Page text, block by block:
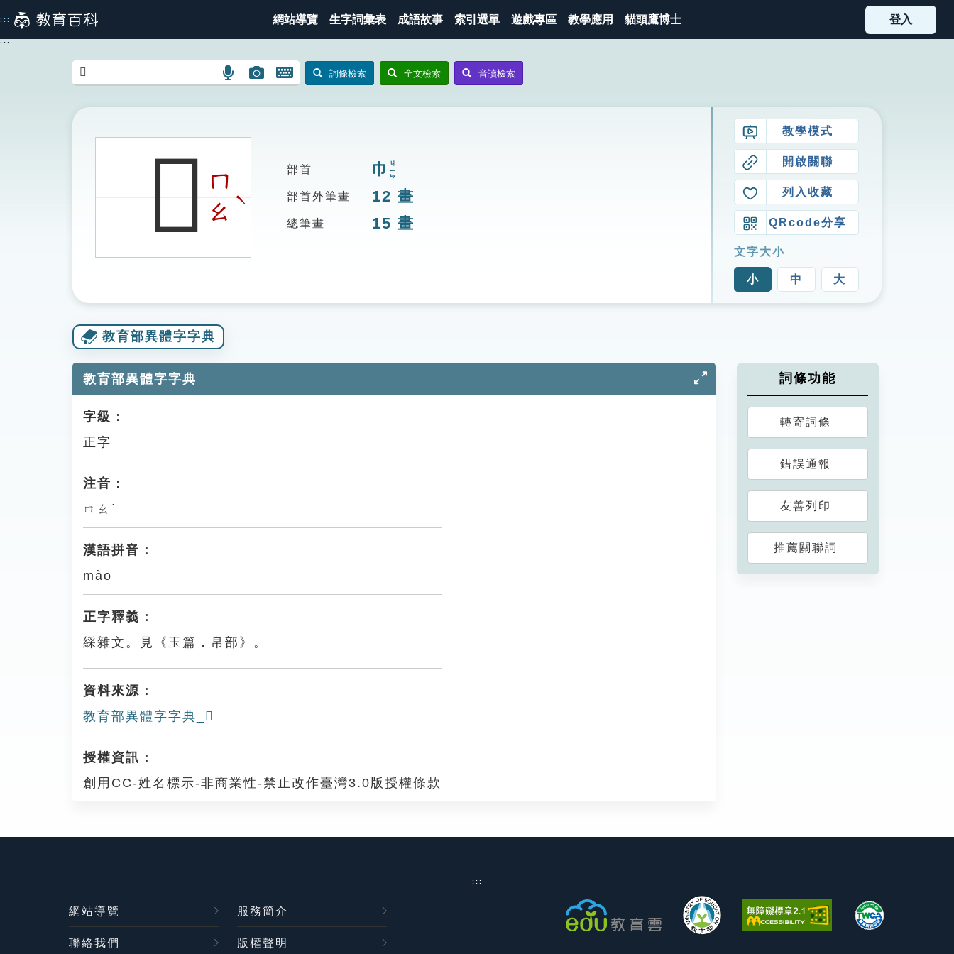
到
主
::: 網站導覽 生字詞彙表 成語故事 索引選單 遊戲專區 教學應用 貓頭鷹博士 登入
:::
語
搜
圖
圖
搜
開
鍵
詞條檢索 全文檢索 音讀檢索
𢅉ㄇ
ㄠ
ˋ
部首 巾 ㄐㄧㄣ
部首外筆畫 12 畫
總筆畫 15 畫
教學模式
開啟關聯
列入收藏
QRcode分享
文字大小
小 中 大
教育部異體字字典
教育部異體字字典
字級：
正字
注音：
ㄇㄠˋ
漢語拼音：
mào
正字釋義：
綵雜文。見《玉篇．帛部》。
資料來源：
教育部異體字字典_𢅉
授權資訊：
創用CC-姓名標示-非商業性-禁止改作臺灣3.0版授權條款
詞條功能
轉寄詞條
錯誤通報
友善列印
推薦關聯詞
:::
網站導覽 服務簡介
聯絡我們 版權聲明